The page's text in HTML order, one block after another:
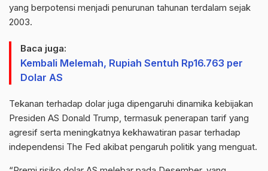
yang berpotensi menjadi penurunan tahunan terdalam sejak
2003.
Baca juga:
Kembali Melemah, Rupiah Sentuh Rp16.763 per
Dolar AS
Tekanan terhadap dolar juga dipengaruhi dinamika kebijakan
Presiden AS Donald Trump, termasuk penerapan tarif yang
agresif serta meningkatnya kekhawatiran pasar terhadap
independensi The Fed akibat pengaruh politik yang menguat.